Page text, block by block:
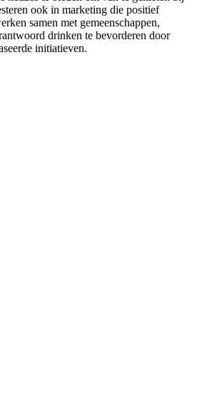
ook in marketing die positief
samen met gemeenschappen,
drinken te bevorderen door
initiatieven.